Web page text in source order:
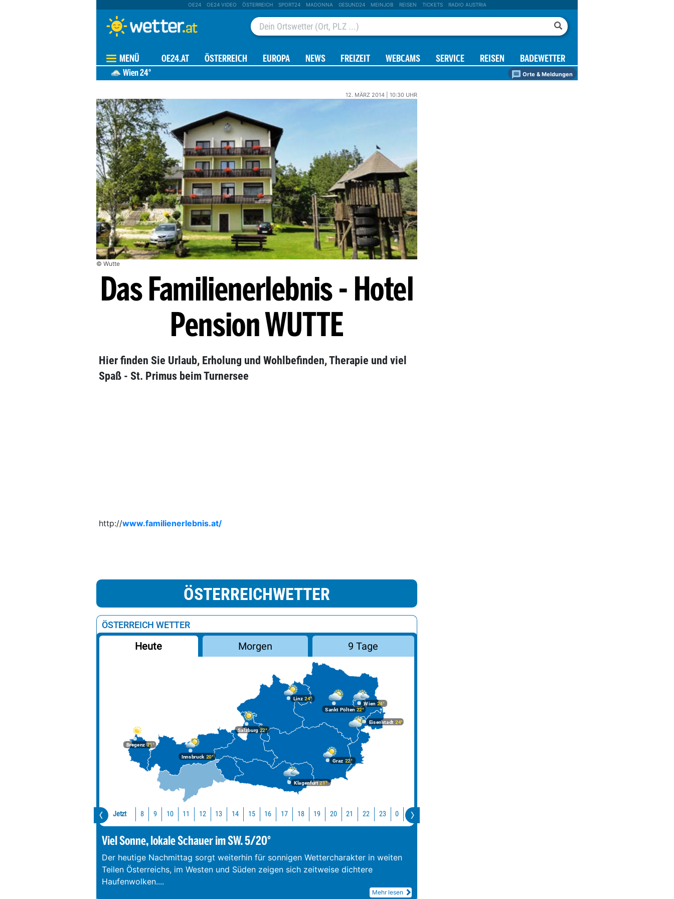
OE24 OE24 VIDEO ÖSTERREICH SPORT24 MADONNA GESUND24 MEINJOB REISEN TICKETS RADIO AUSTRIA
MENÜ OE24.AT ÖSTERREICH EUROPA NEWS FREIZEIT WEBCAMS SERVICE REISEN BADEWETTER
HEUTE 48 STUNDEN
Wien24° Orte & Meldungen
12. MÄRZ 2014 | 10:30 UHR
© Wutte
Das Familienerlebnis - Hotel
Pension WUTTE
Hier finden Sie Urlaub, Erholung und Wohlbefinden, Therapie und viel
Spaß - St. Primus beim Turnersee
http://www.familienerlebnis.at/
ÖSTERREICHWETTER
ÖSTERREICH WETTER
Heute Morgen 9 Tage
Bregenz21°
Graz 22°
Innsbruck20°
Klagenfurt21°
Linz 24°
Salzburg22°
Wien 24°
Eisenstadt 24°
Sankt Pölten 22°
Jetzt 8 9 10 11 12 13 14 15 16 17 18 19 20 21 22 23 0 1
Viel Sonne, lokale Schauer im SW. 5/20°
Der heutige Nachmittag sorgt weiterhin für sonnigen Wettercharakter in weiten
Teilen Österreichs, im Westen und Süden zeigen sich zeitweise dichtere
Haufenwolken....
Mehr lesen